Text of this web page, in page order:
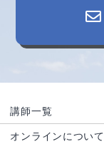
講師一覧
オンラインについて